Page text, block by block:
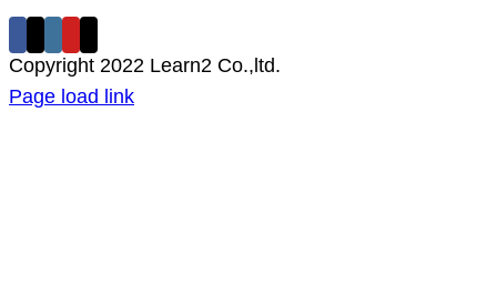
Copyright 2022 Learn2 Co.,ltd.
Facebook
X
Instagram
Pinterest
Page load link